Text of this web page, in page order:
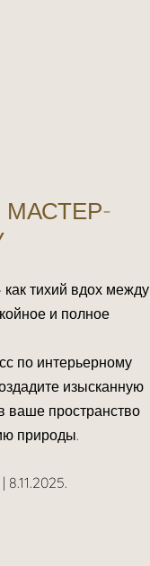
тихий вдох между
и полное
по интерьерному
изысканную
ваше пространство
природы.
8.11.2025.